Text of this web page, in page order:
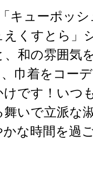
キューポッ
くすとら」
和の雰囲気
巾着をコー
です！いつ
いで立派な
な時間を過